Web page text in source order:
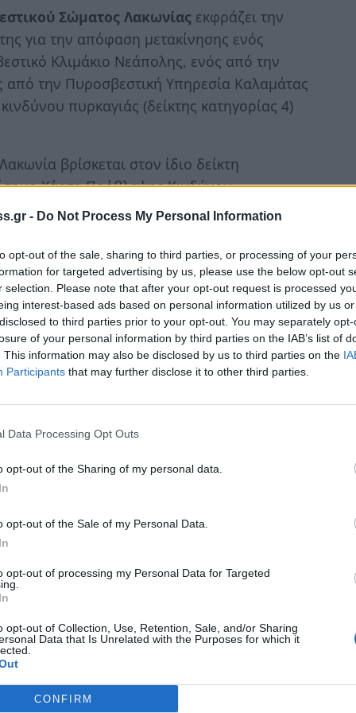
- Do Not Process My Personal Information
opt-out of the sale, sharing to third parties, or processing of your
for targeted advertising by us, please use the below opt-out
selection. Please note that after your opt-out request is processed
interest-based ads based on personal information utilized by us
to third parties prior to your opt-out. You may separately
of your personal information by third parties on the IAB’s list of
This information may also be disclosed by us to third parties on the
Participants that may further disclose it to other third parties.
Data Processing Opt Outs
opt-out of the Sharing of my personal data.
opt-out of the Sale of my Personal Data.
opt-out of processing my Personal Data for Targeted
opt-out of Collection, Use, Retention, Sale, and/or Sharing
Data that Is Unrelated with the Purposes for which it
CONFIRM
Σώματος Λακωνίας εκφράζει την
για την απόφαση μετακίνησης ενός
Κλιμάκιο Νεάπολης, ενός από την
από την Πυροσβεστική Υπηρεσία Καλαμάτας
πυρκαγιάς (δείκτης κατηγορίας 4)
βρίσκεται στον ίδιο δείκτη
Χάρτη Πρόβλεψης Κινδύνου
και για την περιοχή της
τον επιχειρησιακό
ίδια κατηγορία συναγερμού;
σε κάποια περιοχή της Λακωνίας
και οι άνθρωποι που θα έπρεπε να
αυτού του τόπου, αν βρεθούν μόνοι
αναλώσιμοι, ούτε αριθμοί σε πίνακες
μάχη κάθε μέρα, με κίνδυνο της ζωής τους,
των συμπολιτών τους.
στοιχειώδη μέσα, σε μέρα τόσο κρίσιμη,
των Κυθήρων. Όμως η ενίσχυση δεν
τον ίδιο κίνδυνο. Η
φυσικού περιβάλλοντος δεν μπορεί να